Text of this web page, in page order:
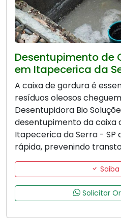
Desentupimento de
em Itapecerica da
A caixa de gordura é
resíduos oleosos
Desentupidora Bio
desentupimento da caixa
Itapecerica da Serra -
rápida, prevenindo
Solicitar